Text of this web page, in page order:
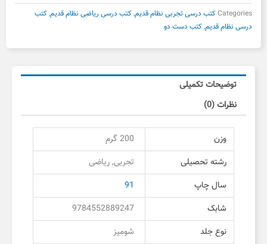
2
قدیم
عدد
Categoriesکتب درسی تجربی نظام قدیم,کتب درسی ریاضی نظام قدیم,کتب
درسی نظام قدیم,کتب دست دو
توضیحات تکمیلی
نظرات (0)
وزن
200 گرم
رشته تحصیلی
تجربی, ریاضی
سال چاپ
91
شابک
9784552889247
نوع جلد
شومیز